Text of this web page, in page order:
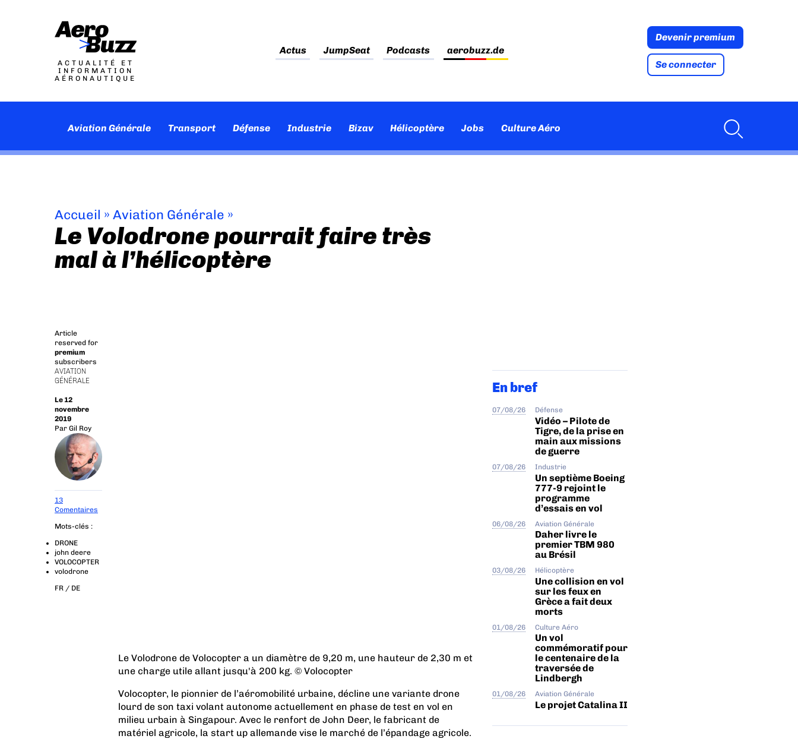
ACTUALITÉ ET
INFORMATION
AÉRONAUTIQUE
Actus JumpSeat Podcasts aerobuzz.de
Devenir premium
Se connecter
Aviation Générale Transport Défense Industrie Bizav Hélicoptère Jobs Culture Aéro
Accueil » Aviation Générale »
Le Volodrone pourrait faire très
mal à l’hélicoptère
Article
reserved for
premium
subscribers
AVIATION
GÉNÉRALE
Le 12
novembre
2019
Par Gil Roy
13
Comentaires
Mots-clés :
DRONE
john deere
VOLOCOPTER
volodrone
FR / DE
Le Volodrone de Volocopter a un diamètre de 9,20 m, une hauteur de 2,30 m et
une charge utile allant jusqu'à 200 kg. © Volocopter
Volocopter, le pionnier de l’aéromobilité urbaine, décline une variante drone
lourd de son taxi volant autonome actuellement en phase de test en vol en
milieu urbain à Singapour. Avec le renfort de John Deer, le fabricant de
matériel agricole, la start up allemande vise le marché de l’épandage agricole.
En bref
07/08/26 Défense
Vidéo – Pilote de
Tigre, de la prise en
main aux missions
de guerre
07/08/26 Industrie
Un septième Boeing
777-9 rejoint le
programme
d’essais en vol
06/08/26 Aviation Générale
Daher livre le
premier TBM 980
au Brésil
03/08/26 Hélicoptère
Une collision en vol
sur les feux en
Grèce a fait deux
morts
01/08/26 Culture Aéro
Un vol
commémoratif pour
le centenaire de la
traversée de
Lindbergh
01/08/26 Aviation Générale
Le projet Catalina II